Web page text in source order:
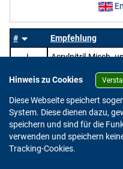
#
Empfehlung
L
Acrylnitril-Misch-
Hinweis zu Cookies
Diese Webseite speichert
System. Diese dienen dazu,
speichern und sind für die
verwenden und speichern
Tracking-Cookies.